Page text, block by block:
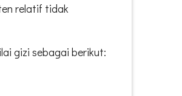
relatif tidak
gizi sebagai berikut: